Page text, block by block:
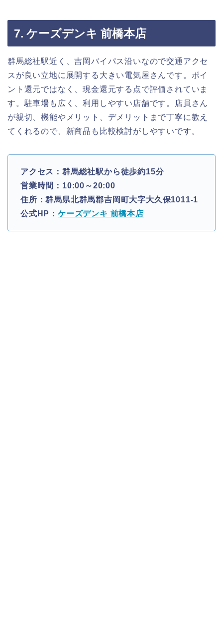
7. ケーズデンキ 前橋本店
群馬総社駅近く、吉岡バイパス沿いなので交通アクセ
スが良い立地に展開する大きい電気屋さんです。ポイ
ント還元ではなく、現金還元する点で評価されていま
す。駐車場も広く、利用しやすい店舗です。店員さん
が親切、機能やメリット、デメリットまで丁寧に教え
てくれるので、新商品も比較検討がしやすいです。
アクセス：群馬総社駅から徒歩約15分
営業時間：10:00～20:00
住所：群馬県北群馬郡吉岡町大字大久保1011-1
公式HP： ケーズデンキ 前橋本店